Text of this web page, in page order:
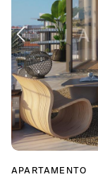
APARTAMENTO